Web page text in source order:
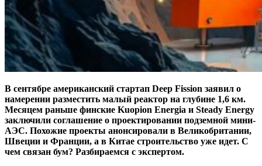
В сентябре американский стартап Deep Fission заявил о
намерении разместить малый реактор на глубине 1,6 км.
Месяцем раньше финские Kuopion Energia и Steady Energy
заключили соглашение о проектировании подземной мини­
АЭС. Похожие проекты анонсировали в Великобритании,
Швеции и Франции, а в Китае строительство уже идет. С
чем связан бум? Разбираемся с экспертом.